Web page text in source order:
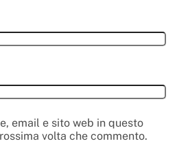
email e sito web in questo
volta che commento.